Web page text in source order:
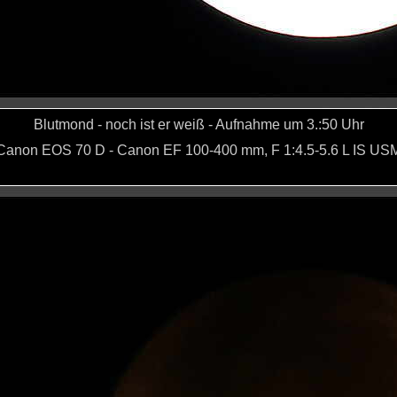
Blutmond - noch ist er weiß - Aufnahme um 3.:50 Uhr
EOS 70 D - Canon EF 100-400 mm, F 1:4.5-5.6 L IS